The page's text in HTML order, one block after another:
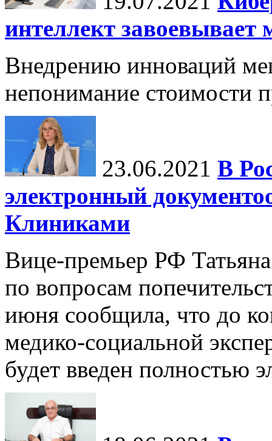
интеллект завоевывает
Внедрению инноваций
непонимание стоимости
23.06.2021 В
электронный
Клиниками
Вице-премьер РФ Татьяна
по вопросам
июня сообщила, что до
медико-социальной
будет введен полностью